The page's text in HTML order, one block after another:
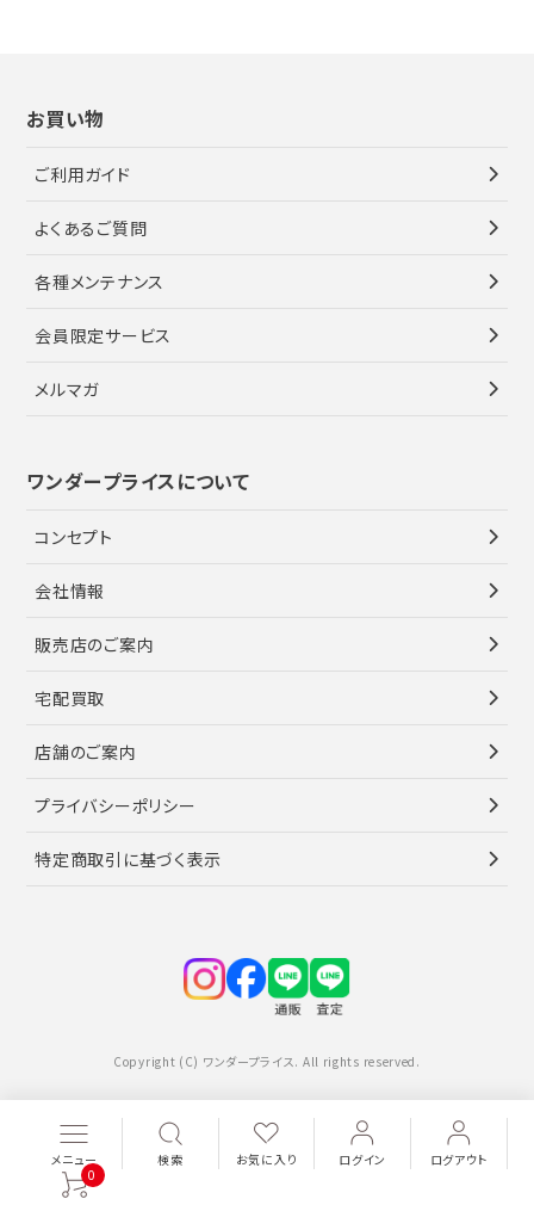
メニュー 検索 お気に入り ログイン ログアウト
0
お買い物
ご利用ガイド
よくあるご質問
各種メンテナンス
会員限定サービス
メルマガ
ワンダープライスについて
コンセプト
会社情報
販売店のご案内
宅配買取
店舗のご案内
プライバシーポリシー
特定商取引に基づく表示
Copyright (C) ワンダープライス. All rights reserved.